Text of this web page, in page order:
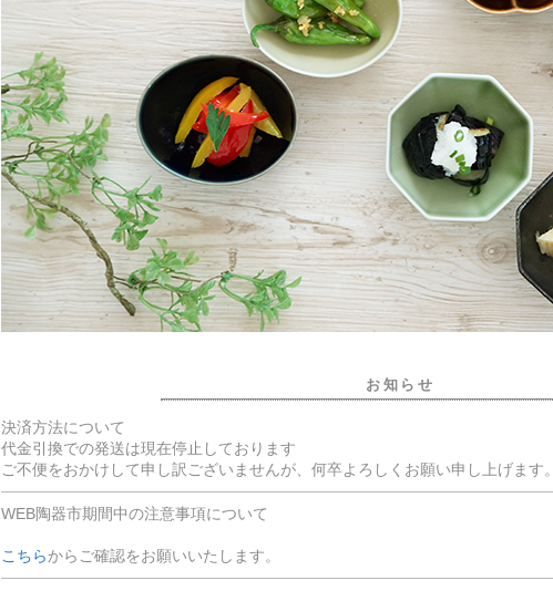
お知らせ
決済方法について
代金引換での発送は現在停止しております
ご不便をおかけして申し訳ございませんが、何卒よろしくお願い申し上げます。
WEB陶器市期間中の注意事項について
こちらからご確認をお願いいたします。